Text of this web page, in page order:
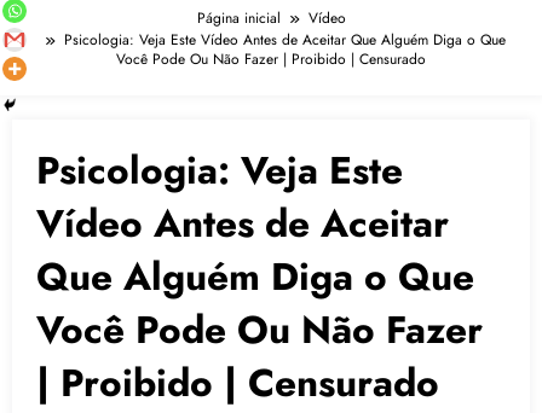
Página inicial
Vídeo
Psicologia: Veja Este Vídeo Antes de Aceitar Que Alguém Diga o Que
Você Pode Ou Não Fazer | Proibido | Censurado
Psicologia: Veja Este
Vídeo Antes de Aceitar
Que Alguém Diga o Que
Você Pode Ou Não Fazer
| Proibido | Censurado